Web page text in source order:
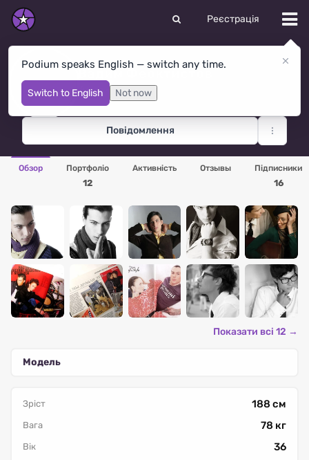
Реєстрація
Podium speaks English — switch any time.
Switch to English Not now
Вадим Феоктистов
Киров · Росія
Повідомлення
Обзор Портфоліо
12
Активність Отзывы Підписники
16
Показати всі 12 →
Модель
Зріст 188 см
Вага 78 кг
Вік 36